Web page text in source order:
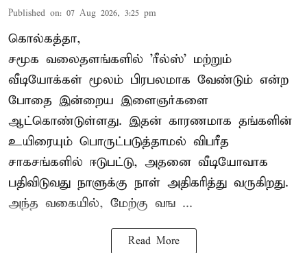
Published on: 07 Aug 2026, 3:25 pm
கொல்கத்தா,
சமூக வலைதளங்களில் 'ரீல்ஸ்' மற்றும்
வீடியோக்கள் மூலம் பிரபலமாக வேண்டும் என்ற
போதை இன்றைய இளைஞர்களை
ஆட்கொண்டுள்ளது. இதன் காரணமாக தங்களின்
உயிரையும் பொருட்படுத்தாமல் விபரீத
சாகசங்களில் ஈடுபட்டு, அதனை வீடியோவாக
பதிவிடுவது நாளுக்கு நாள் அதிகரித்து வருகிறது.
அந்த வகையில், மேற்கு வங ...
Read More